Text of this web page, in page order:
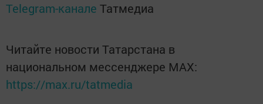
Telegram-канале Татмедиа
Читайте новости Татарстана в
национальном мессенджере MАХ:
https://max.ru/tatmedia